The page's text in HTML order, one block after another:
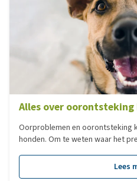
Alles over oorontsteking
Oorproblemen en oorontsteking
honden. Om te weten waar het
dit ter sprake en worden de
hond behandeld.
Lees